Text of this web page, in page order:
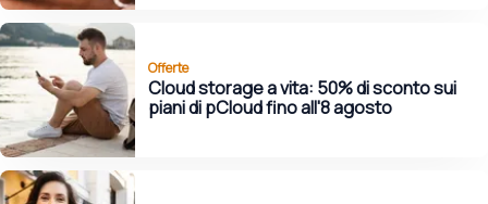
Offerte
Cloud storage a vita: 50% di sconto sui
piani di pCloud fino all'8 agosto